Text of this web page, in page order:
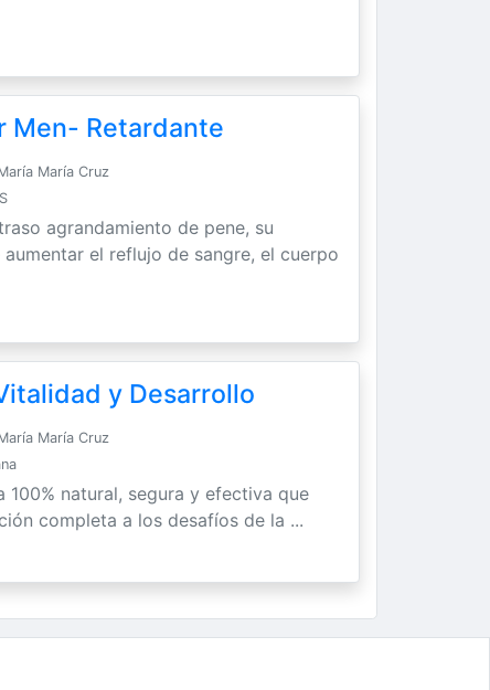
Men- Retardante
María Cruz
agrandamiento de pene, su
el reflujo de sangre, el cuerpo
y Desarrollo
María Cruz
natural, segura y efectiva que
completa a los desafíos de la ...